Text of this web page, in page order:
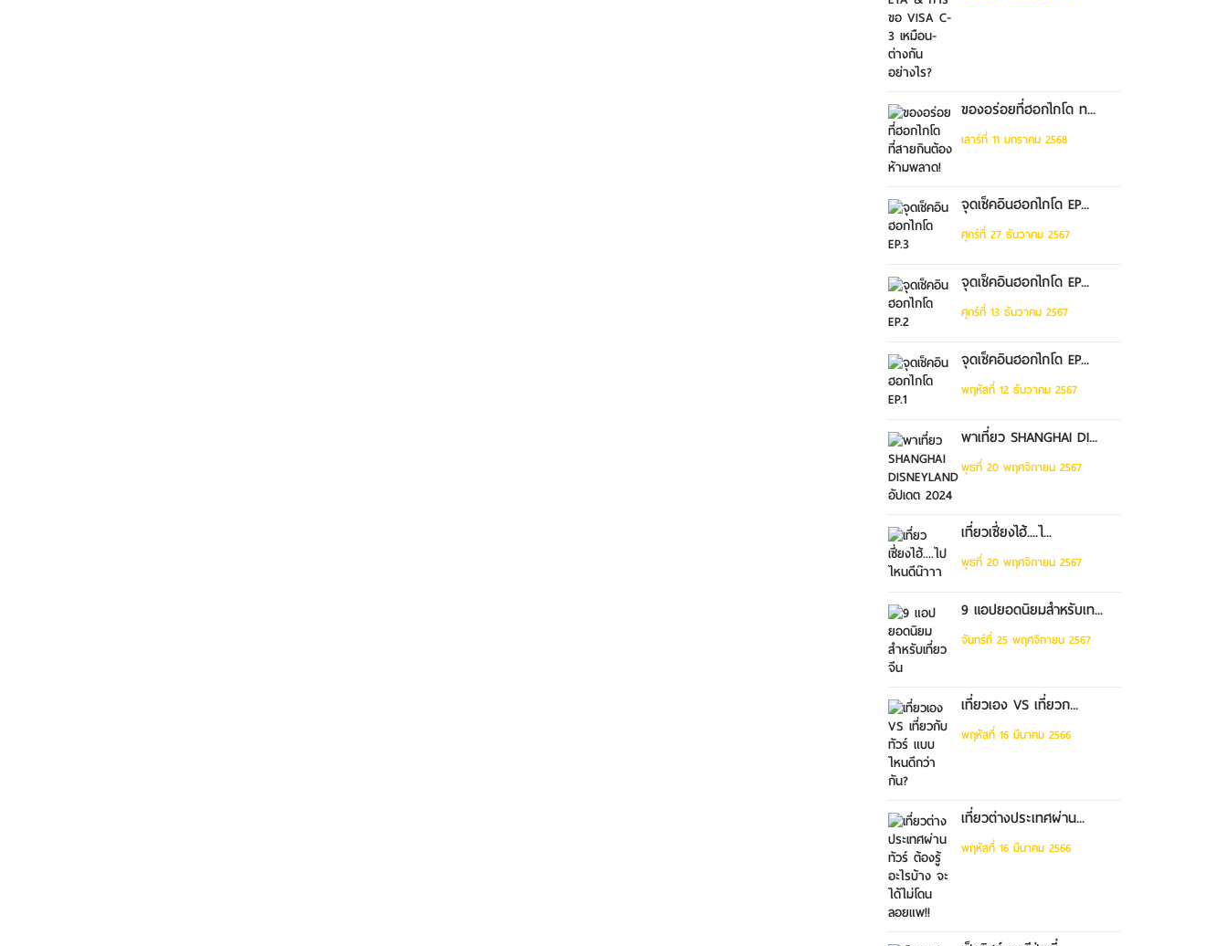
ของอร่อยที่ฮอกไกโด ท...
เสาร์ที่ 11 มกราคม 2568
จุดเช็คอินฮอกไกโด EP...
ศุกร์ที่ 27 ธันวาคม 2567
จุดเช็คอินฮอกไกโด EP...
ศุกร์ที่ 13 ธันวาคม 2567
จุดเช็คอินฮอกไกโด EP...
พฤหัสที่ 12 ธันวาคม 2567
พาเที่ยว SHANGHAI DI...
พุธที่ 20 พฤศจิกายน 2567
เที่ยวเซี่ยงไฮ้....ไ...
พุธที่ 20 พฤศจิกายน 2567
9 แอปยอดนิยมสำหรับเท...
จันทร์ที่ 25 พฤศจิกายน 2567
เที่ยวเอง VS เที่ยวก...
พฤหัสที่ 16 มีนาคม 2566
เที่ยวต่างประเทศผ่าน...
พฤหัสที่ 16 มีนาคม 2566